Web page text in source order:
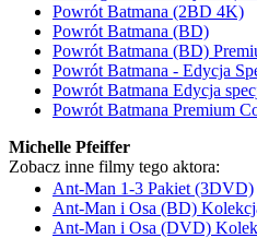
Powrót Batmana (2BD 4K)
Powrót Batmana (BD)
Powrót Batmana (BD)
Powrót Batmana - Edycja
Powrót Batmana Edycja
Powrót Batmana Premium
Michelle Pfeiffer
Zobacz inne filmy tego aktora:
Ant-Man 1-3 Pakiet (3DVD)
Ant-Man i Osa (BD)
Ant-Man i Osa (DVD)